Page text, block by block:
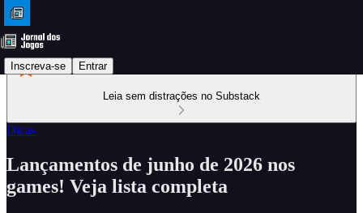
Inscreva-se Entrar
Leia sem distrações no Substack
Dicas
Lançamentos de junho de 2026 nos
games! Veja lista completa